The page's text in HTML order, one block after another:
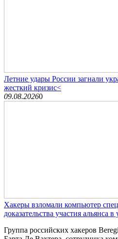
Летние удары России загнали
жесткий кризис<
09.08.20260
Хакеры взломали компьютер
доказательства участия альянса
Группа российских хакеров